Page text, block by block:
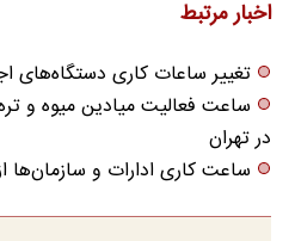
اخبار مرتبط
تغییر ساعات کاری دستگاه‌های اجرایی از ۲۶
ساعت فعالیت میادین میوه‌ و
در تهران
ساعت کاری ادارات و سازمان‌ها از شنبه